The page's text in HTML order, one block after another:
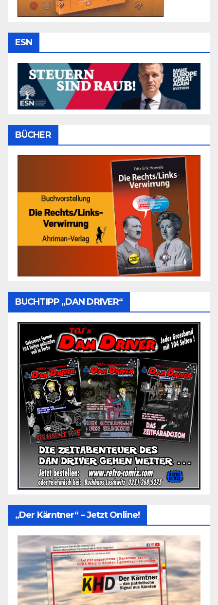
ESN
BÜCHER
BUCHTIPP „DAN DRIVER“
„Der Kärntner“ – Jetzt Online!